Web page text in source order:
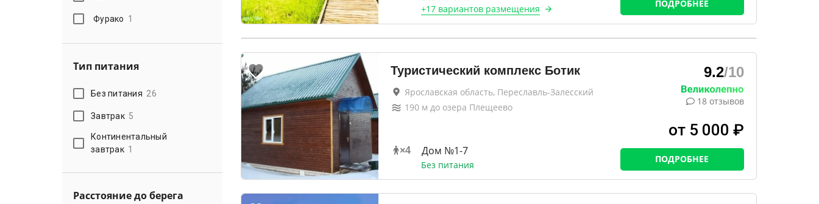
Фурако 1
Тип питания
Без питания 26
Завтрак 5
Континентальный
завтрак 1
Расстояние до берега
+17 вариантовразмещения ПОДРОБНЕЕ
Туристический комплекс Ботик
Ярославская область, Переславль-Залесский
190м до озера Плещеево
×4 Дом №1-7
Без питания
9.2/10
18 отзывов
от 5 000 ₽
ПОДРОБНЕЕ